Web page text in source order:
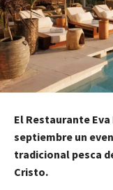
El Restaurante
septiembre un
tradicional pesca
Cristo.